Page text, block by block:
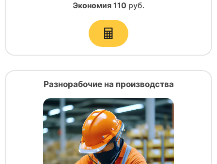
Экономия 110руб.
Разнорабочие на производства